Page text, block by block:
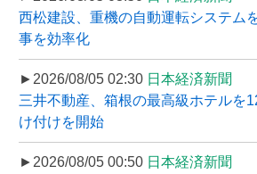
西松建設、重機の自動運転システム
事を効率化
►2026/08/05 02:30 日本経済新聞
三井不動産、箱根の最高級ホテルを
け付けを開始
►2026/08/05 00:50 日本経済新聞